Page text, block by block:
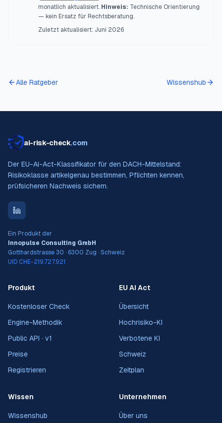
monatlich aktualisiert. Hinweis: Technische Orientierung
— kein Ersatz für Rechtsberatung.
Zuletzt aktualisiert: Juni 2026
Alle Ratgeber Wissenshub
ai-risk-check.com
Der EU-AI-Act-Klassifikator für den DACH-Mittelstand:
Risikoklasse artikelgenau bestimmen, Pflichten kennen,
prüfsicheren Nachweis sichern.
Ein Produkt der
Innopulse Consulting GmbH
Gotthardstrasse 30 · 6300 Zug · Schweiz
UID CHE-219.727.921
Produkt
Kostenloser Check
Engine-Methodik
Public API · v1
Preise
Registrieren
EU AI Act
Übersicht
Hochrisiko-KI
Verbotene KI
Schweiz
Zeitplan
Wissen
Wissenshub
Unternehmen
Über uns